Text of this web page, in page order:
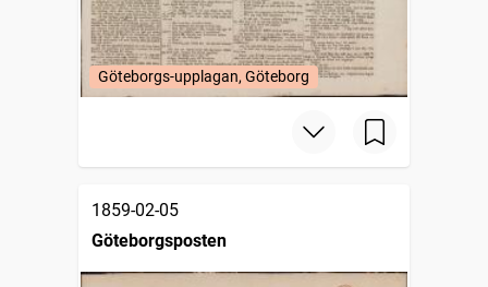
Göteborgs-upplagan, Göteborg
1859-02-05
Göteborgsposten